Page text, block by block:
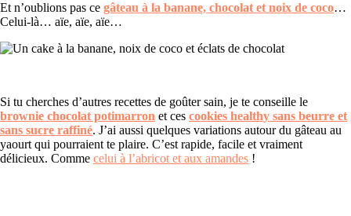
Et n’oublions pas ce gâteau à la banane, chocolat et noix de coco…
Celui-là… aïe, aïe, aïe…
Si tu cherches d’autres recettes de goûter sain, je te conseille le
brownie chocolat potimarron et ces cookies healthy sans beurre et
sans sucre raffiné. J’ai aussi quelques variations autour du gâteau au
yaourt qui pourraient te plaire. C’est rapide, facile et vraiment
délicieux. Comme celui à l’abricot et aux amandes !